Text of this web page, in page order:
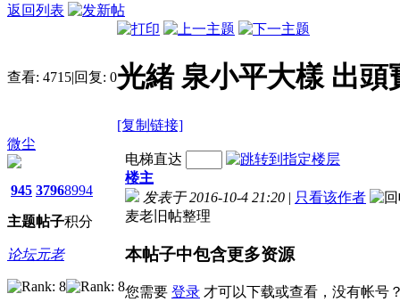
返回列表
查看: 4715|回复: 0光緒 泉小平大樣 出頭
[复制链接]
微尘
945
主题
3796
帖子
8994
积分
论坛元老
电梯直达
楼主
发表于 2016-10-4 21:20 | 只看该作者
麦老旧帖整理
本帖子中包含更多资源
您需要 登录 才可以下载或查看，没有帐号